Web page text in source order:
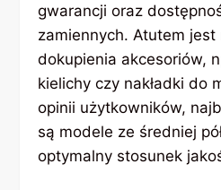
gwarancji oraz
zamiennych. Atutem jest
dokupienia akcesoriów,
kielichy czy nakładki do
opinii użytkowników,
są modele ze średniej
optymalny stosunek